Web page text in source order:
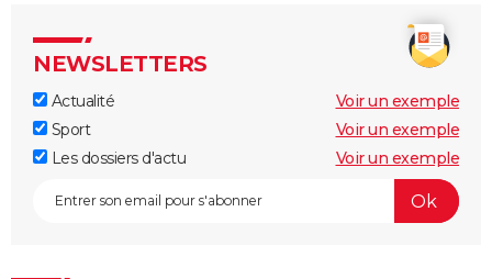
NEWSLETTERS
Actualité
Voir un exemple
Sport
Voir un exemple
Les dossiers d'actu
Voir un exemple